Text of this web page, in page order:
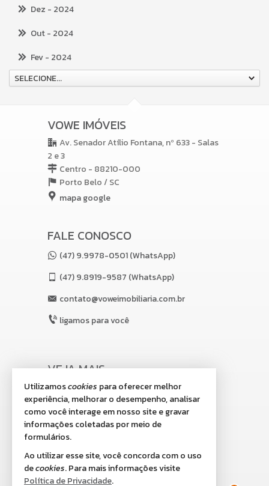
Dez - 2024
Out- 2024
Fev- 2024
SELECIONE...
VOWE IMÓVEIS
Av. Senador Atílio Fontana, nº 633 - Salas
2 e 3
Centro - 88210-000
Porto Belo /SC
mapa google
FALE CONOSCO
(47) 9.9978-0501 (WhatsApp)
(47)9.8919-9587 (WhatsApp)
contato@voweimobiliaria.com.br
ligamos para você
VEJA MAIS
receba nosso newsletter
indicadores financeiros
cadastre seu imóvel
imóveis favoritos
mapa de imóveis
Utilizamoscookies para oferecer melhor
experiência, melhorar o desempenho, analisar
como você interage em nosso site e gravar
informações coletadas por meio de
formulários.
Ao utilizar esse site, você concorda com o uso
decookies. Para mais informações visite
Política de Privacidade.